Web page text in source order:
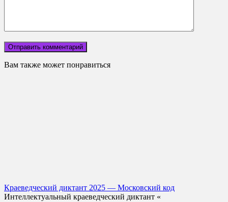
Вам также может понравиться
Краеведческий диктант 2025 — Московский код
Интеллектуальный краеведческий диктант «